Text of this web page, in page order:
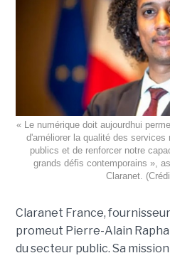
« Le numérique doit aujourdhui
d'améliorer la qualité des
publics et de renforcer notre
grands défis contemporains »,
Claranet.
Claranet France,
promeut Pierre-Alain
du secteur public. Sa